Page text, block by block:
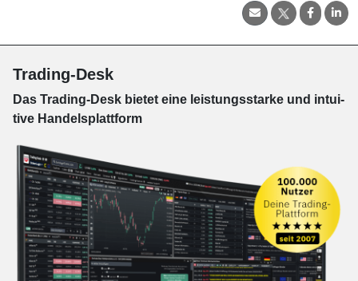
Trading-Desk
Das Trading-Desk bie­tet eine leis­tungs­star­ke und in­tui­
tive Han­dels­platt­form